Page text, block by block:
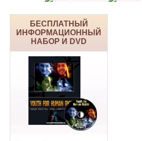
БЕСПЛАТНЫЙ
ИНФОРМАЦИОННЫЙ
НАБОР И DVD